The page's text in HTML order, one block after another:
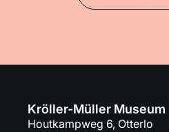
Kröller-Müller Museum
Houtkampweg 6, Otterlo